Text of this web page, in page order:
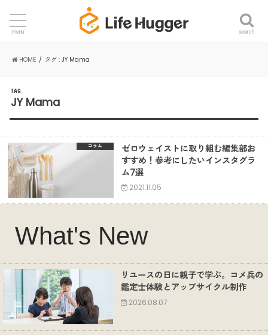
search
menu
HOME タグ : JY Mama
TAG
JY Mama
コラム
ゼロウェイストに取り組む編集部お
すすめ！参考にしたいインスタグラ
ム7選
2021.11.05
What's New
リユースの日に親子で学ぶ。コメ兵の
鑑定士体験とアップサイクル制作
2026.08.07